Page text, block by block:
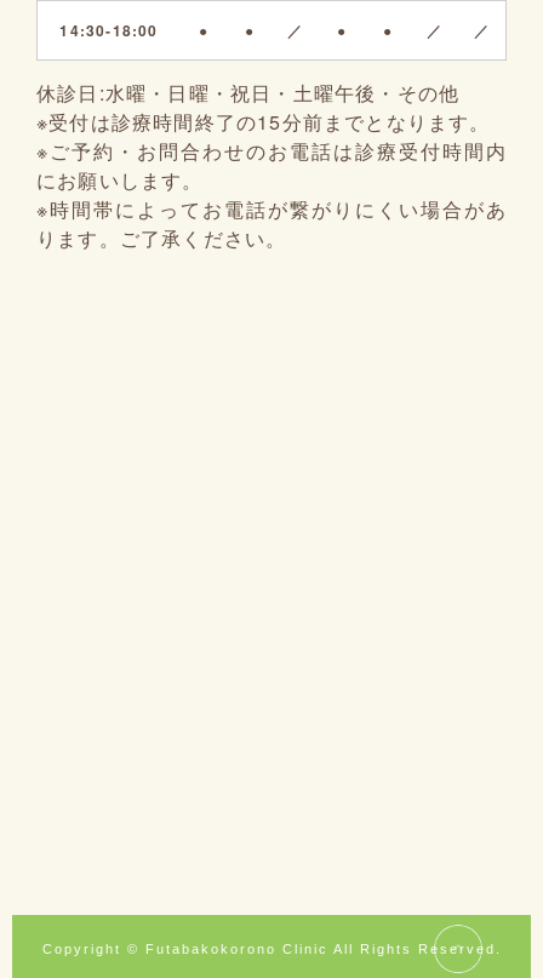
14:30-18:00 ● ● ／ ● ● ／ ／
休診日:水曜・日曜・祝日・土曜午後・その他
※受付は診療時間終了の15分前までとなります。
※ご予約・お問合わせのお電話は診療受付時間内
にお願いします。
※時間帯によってお電話が繋がりにくい場合があ
ります。ご了承ください。
Copyright © Futabakokorono Clinic All Rights Reserved.